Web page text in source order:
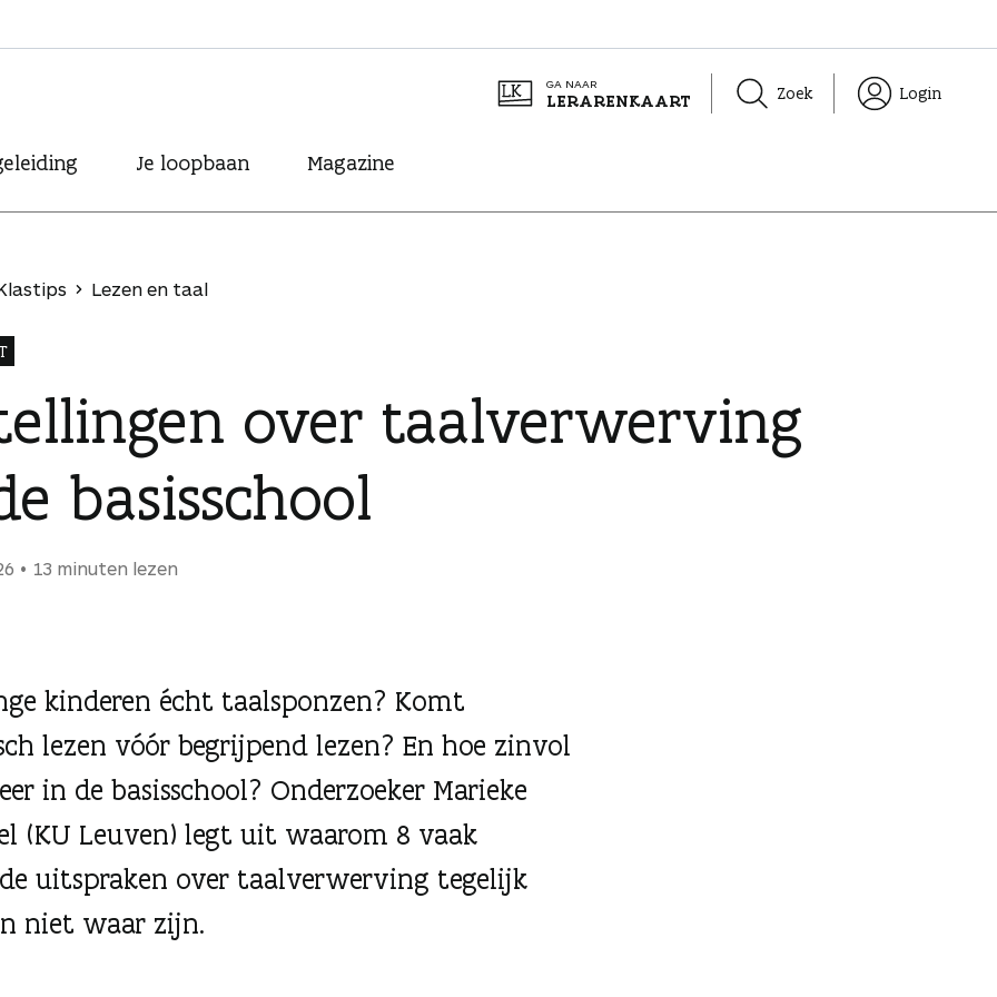
GA NAAR
LERARENKAART Zoek Login
Je loopbaan Magazine
Lezen en taal
over taalverwerving
basisschool
13 minuten lezen
kinderen écht taalsponzen? Komt
lezen vóór begrijpend lezen? En hoe zinvol
in de basisschool? Onderzoeker Marieke
(KU Leuven) legt uit waarom 8 vaak
uitspraken over taalverwerving tegelijk
niet waar zijn.